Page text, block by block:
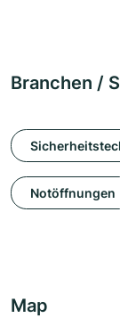
Branchen /
Notöffnungen
Map